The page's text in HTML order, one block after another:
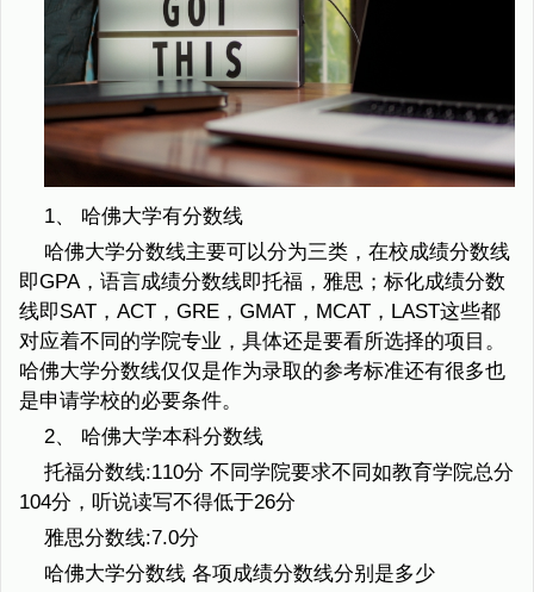
1、 哈佛大学有分数线
哈佛大学分数线主要可以分为三类，在校成绩分数线
即GPA，语言成绩分数线即托福，雅思；标化成绩分数
线即SAT，ACT，GRE，GMAT，MCAT，LAST这些都
对应着不同的学院专业，具体还是要看所选择的项目。
哈佛大学分数线仅仅是作为录取的参考标准还有很多也
是申请学校的必要条件。
2、 哈佛大学本科分数线
托福分数线:110分 不同学院要求不同如教育学院总分
104分，听说读写不得低于26分
雅思分数线:7.0分
哈佛大学分数线 各项成绩分数线分别是多少